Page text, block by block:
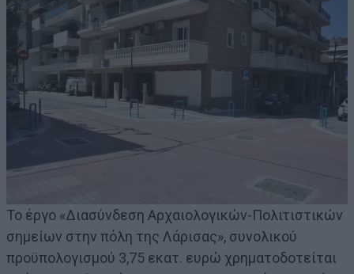
Το έργο «Διασύνδεση Αρχαιολογικών-Πολιτιστικών
σημείων στην πόλη της Λάρισας», συνολικού
προϋπολογισμού 3,75 εκατ. ευρώ χρηματοδοτείται